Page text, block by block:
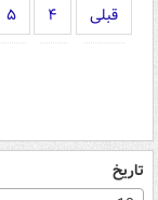
قبلی ۴ ۵
تاریخ